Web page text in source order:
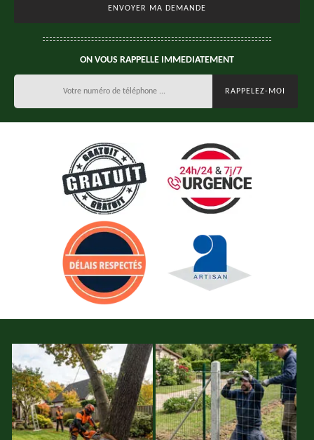
ON VOUS RAPPELLE IMMEDIATEMENT